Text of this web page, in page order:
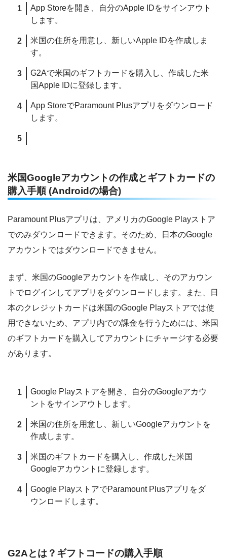
App Storeを開き、自分のApple IDをサインアウト
します。
米国の住所を用意し、新しいApple IDを作成しま
す。
G2Aで米国のギフトカードを購入し、作成した米
国Apple IDに登録します。
App StoreでParamount Plusアプリをダウンロード
します。
米国Googleアカウントの作成とギフトカードの
購入手順 (Androidの場合)
Paramount Plusアプリは、アメリカのGoogle Playストア
でのみダウンロードできます。そのため、日本のGoogle
アカウントではダウンロードできません。
まず、米国のGoogleアカウントを作成し、そのアカウン
トでログインしてアプリをダウンロードします。また、日
本のクレジットカードは米国のGoogle Playストアでは使
用できないため、アプリ内での課金を行うためには、米国
のギフトカードを購入してアカウントにチャージする必要
があります。
Google Playストアを開き、自分のGoogleアカウ
ントをサインアウトします。
米国の住所を用意し、新しいGoogleアカウントを
作成します。
米国のギフトカードを購入し、作成した米国
Googleアカウントに登録します。
Google PlayストアでParamount Plusアプリをダ
ウンロードします。
G2Aとは？ギフトコードの購入手順